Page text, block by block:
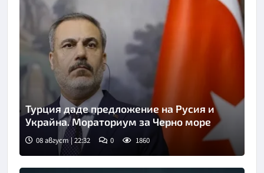
Турция даде предложение на Русия и
Украйна. Мораториум за Черно море
08 август | 22:32 0 1860